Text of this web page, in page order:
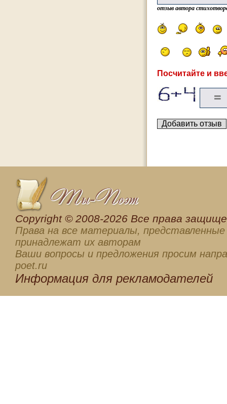
отзыв автора
Посчитайте и
Сopyright © 2008-2026 Все права
Права на все материалы, представленные
принадлежат их авторам
Ваши вопросы и предложения просим
poet.ru
Информация для рекламодателей